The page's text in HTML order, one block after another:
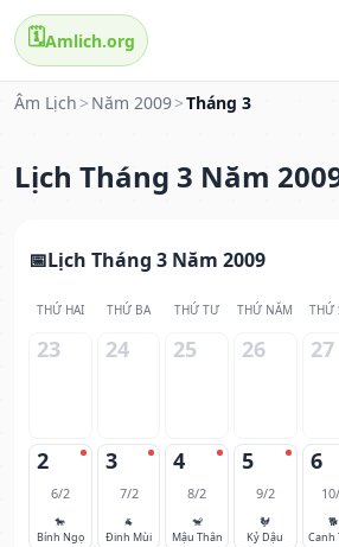
🗓️Amlich.org
Âm Lịch > Năm 2009>Tháng 3
Lịch Tháng 3 Năm
Lịch Tháng 3 Năm 2009
THỨ HAI THỨ BA THỨ TƯ THỨ NĂM THỨ
23 24 25 26 27
2
6/2
🐎
Bính Ngọ
3
7/2
🐐
Đinh Mùi
4
8/2
🐒
Mậu Thân
5
9/2
🐓
Kỷ Dậu
6
🐕
Canh